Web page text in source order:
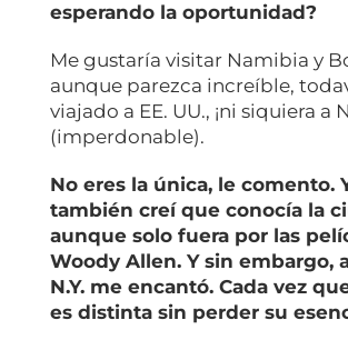
esperando la oportunidad?
Me gustaría visitar Namibia y
aunque parezca increíble,
viajado a EE. UU., ¡ni siquiera a
(imperdonable).
No eres la única, le comento.
también creí que conocía la
aunque solo fuera por las
Woody Allen. Y sin embargo,
N.Y. me encantó. Cada vez
es distinta sin perder su